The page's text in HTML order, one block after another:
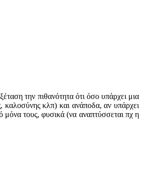
την πιθανότητα ότι όσο υπάρχει μια
καλοσύνης κλπ) και ανάποδα, αν υπάρχει
μόνα τους, φυσικά (να αναπτύσσεται πχ η